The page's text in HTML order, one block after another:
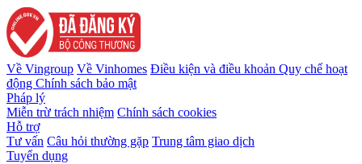
Về Vingroup Về Vinhomes Điều kiện và điều khoản Quy chế hoạt
động Chính sách bảo mật
Pháp lý
Miễn trừ trách nhiệm Chính sách cookies
Hỗ trợ
Tư vấn Câu hỏi thường gặp Trung tâm giao dịch
Tuyển dụng